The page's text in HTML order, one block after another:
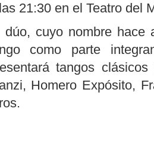
21:30 en el Teatro del
dúo, cuyo nombre hace
como parte
tangos
Homero Expósito,